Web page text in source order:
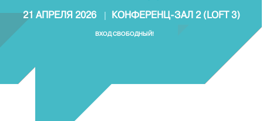
21 АПРЕЛЯ 2026 КОНФЕРЕНЦ-ЗАЛ 2 (LOFT 3)
ВХОД СВОБОДНЫЙ!